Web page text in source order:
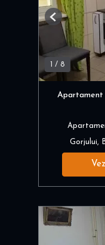
/ 8
Previous
Apartament
Gorjului,